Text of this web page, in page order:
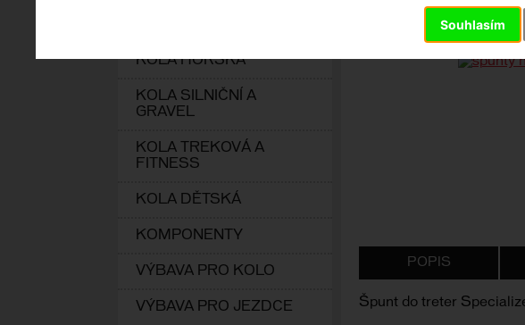
Souhlasím
KOLA HORSKÁ
KOLA SILNIČNÍ A
GRAVEL
KOLA TREKOVÁ A
FITNESS
KOLA DĚTSKÁ
KOMPONENTY
VÝBAVA PRO KOLO
VÝBAVA PRO JEZDCE
ŠPUNTY
POPIS
Špunt do treter